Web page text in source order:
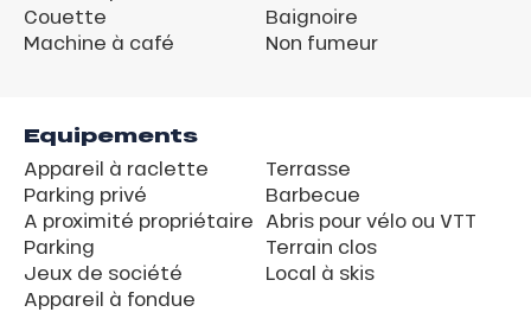
Couette
Machine à café
Baignoire
Non fumeur
Equipements
Appareil à raclette
Parking privé
A proximité propriétaire
Parking
Jeux de société
Appareil à fondue
Terrasse
Barbecue
Abris pour vélo ou VTT
Terrain clos
Local à skis